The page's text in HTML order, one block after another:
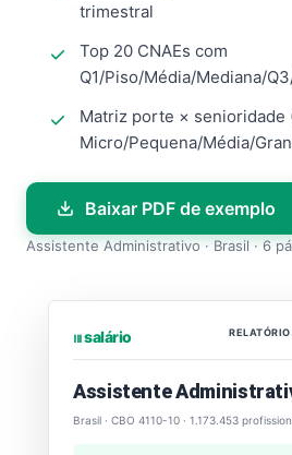
trimestral
Top 20 CNAEs com
Q1/Piso/Média/Mediana/
Matriz porte × senioridade
Micro/Pequena/Média/
Baixar PDF de exemplo
Assistente Administrativo · Brasil · 6
⏐⏐⏐ salário
Assistente
Brasil · CBO 4110-10 · 1.173.453